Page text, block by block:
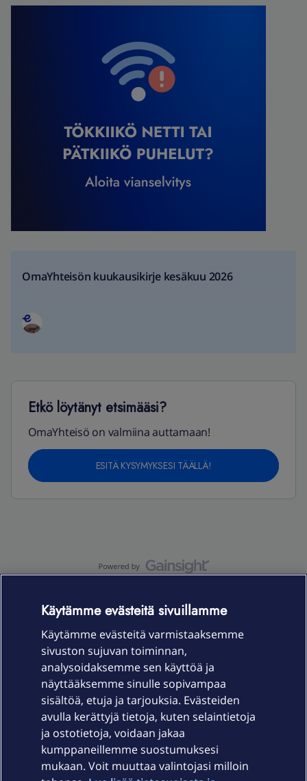
OmaYhteisön kuukausikirje kesäkuu 2026
Etkö löytänyt etsimääsi?
OmaYhteisö on valmiina auttamaan!
ESITÄ KYSYMYKSESI TÄÄLLÄ!
Laitteet & liittymät
Palvelut
Käytämme evästeitä sivuillamme
Käytämme evästeitä varmistaaksemme
sivuston sujuvan toiminnan,
analysoidaksemme sen käyttöä ja
näyttääksemme sinulle sopivampaa
sisältöä, etuja ja tarjouksia. Evästeiden
avulla kerättyjä tietoja, kuten selaintietoja
ja ostotietoja, voidaan jakaa
kumppaneillemme suostumuksesi
mukaan. Voit muuttaa valintojasi milloin